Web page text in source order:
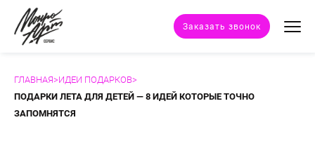
Заказать звонок
Техники портрета
ГЛАВНАЯ>ИДЕИ ПОДАРКОВ>
ПОДАРКИ ЛЕТА ДЛЯ ДЕТЕЙ — 8 ИДЕЙ КОТОРЫЕ ТОЧНО
ЗАПОМНЯТСЯ